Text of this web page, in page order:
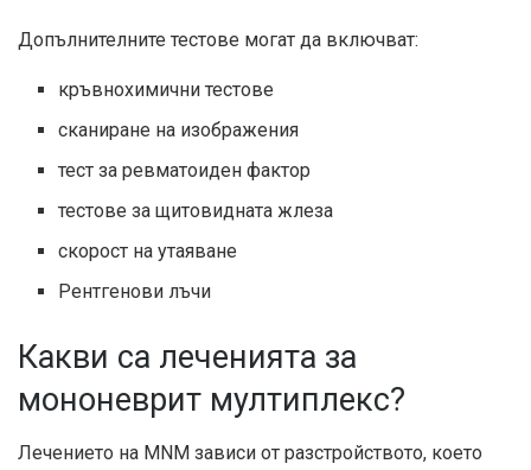
Допълнителните тестове могат да включват:
кръвнохимични тестове
сканиране на изображения
тест за ревматоиден фактор
тестове за щитовидната жлеза
скорост на утаяване
Рентгенови лъчи
Какви са леченията за
мононеврит мултиплекс?
Лечението на MNM зависи от разстройството, което